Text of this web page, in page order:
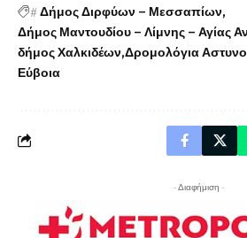
#Δήμος Διρφύων – Μεσσαπίων
Δήμος Μαντουδίου – Λίμνης – Αγίας
δήμος Χαλκιδέων Δρομολόγια
Εύβοια
- Διαφήμιση -